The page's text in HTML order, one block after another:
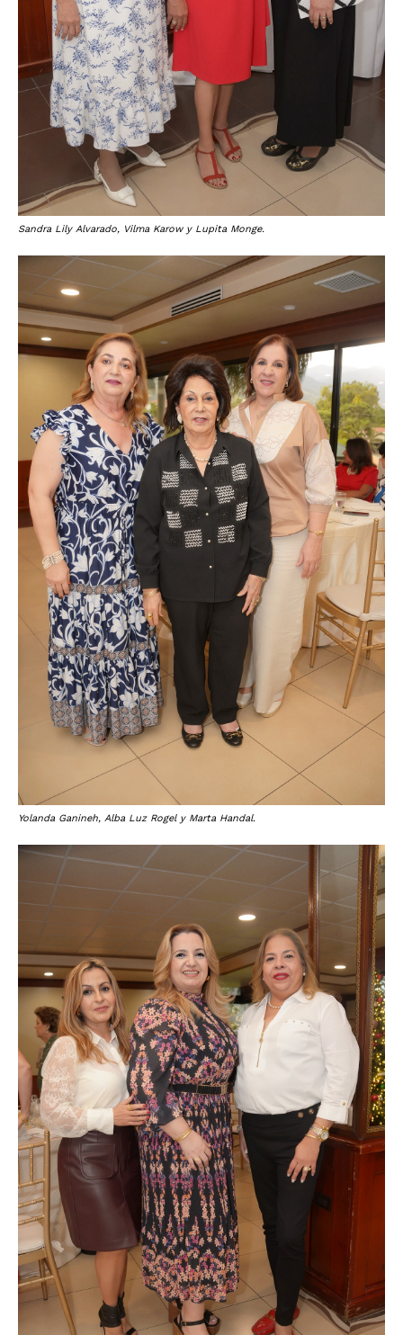
Sandra Lily Alvarado, Vilma Karow y Lupita Monge.
Yolanda Ganineh, Alba Luz Rogel y Marta Handal.